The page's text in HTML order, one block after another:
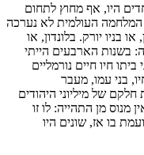
היו, אף מחוץ לתחום
העולמית לא נערכה
בניו יורק. בלונדון, או
בשנות הארבעים הייתי
חיו חיים נורמליים
בני עמו, מעבר
של מיליוני היהודים
מנוס מן התהייה: לו זו
בו אז, שונים היו